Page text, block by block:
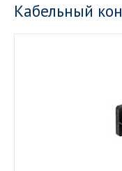
Кабельный